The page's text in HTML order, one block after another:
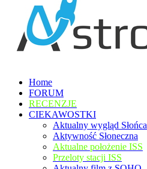
Home
FORUM
RECENZJE
CIEKAWOSTKI
Aktualny wygląd Słońca
Aktywność Słoneczna
Aktualne położenie ISS
Przeloty stacji ISS